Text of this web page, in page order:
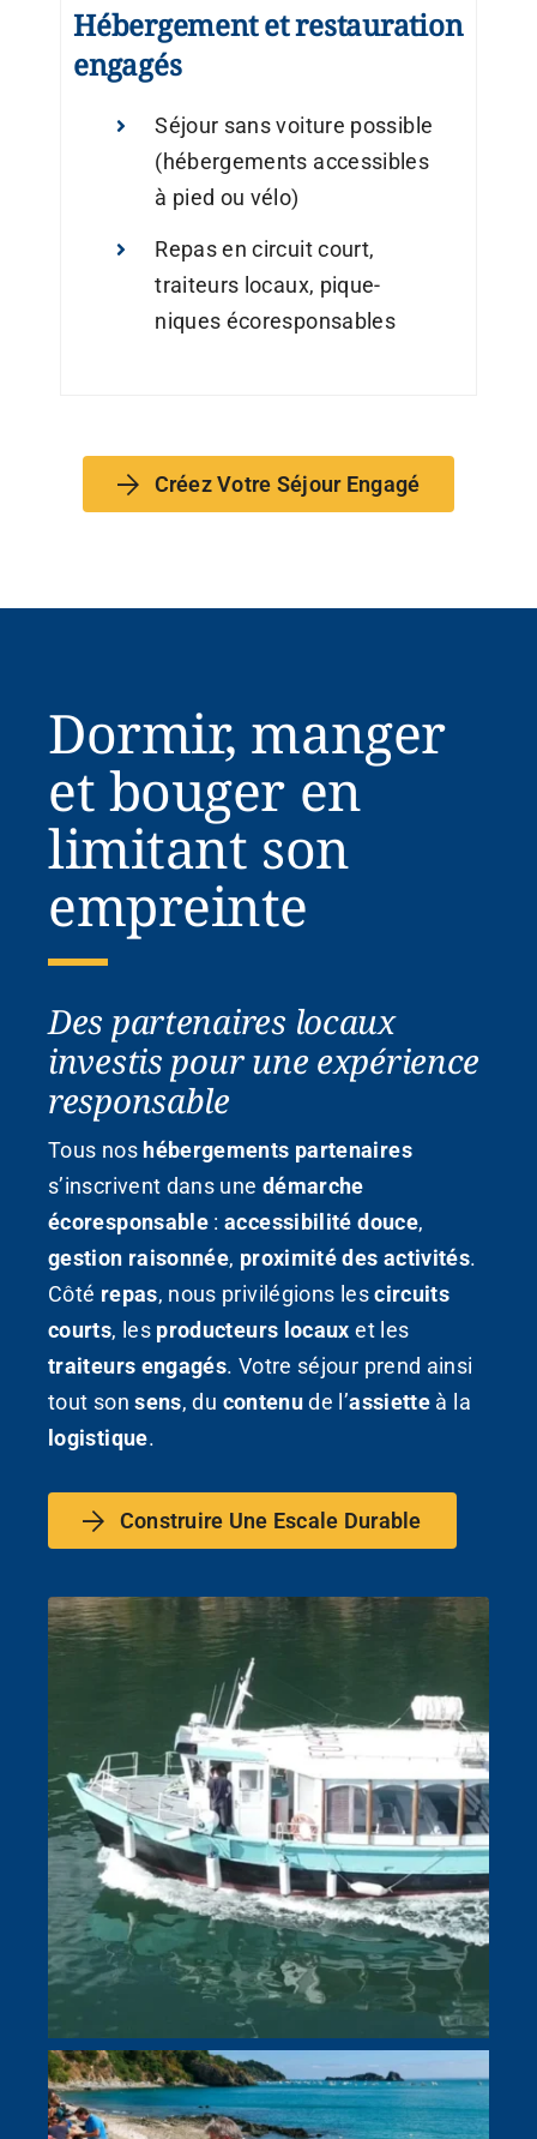
Hébergement et restauration
engagés
Séjour sans voiture possible
(hébergements accessibles
à pied ou vélo)
Repas en circuit court,
traiteurs locaux, pique-
niques écoresponsables
Créez Votre Séjour Engagé
Dormir, manger
et bouger en
limitant son
empreinte
Des partenaires locaux
investis pour une expérience
responsable
Tous nos hébergements partenaires
s’inscrivent dans une démarche
écoresponsable :accessibilité douce,
gestion raisonnée, proximité des activités.
Côté repas, nous privilégions lescircuits
courts, les producteurs locaux et les
traiteurs engagés. Votre séjour prend ainsi
tout sonsens, du contenude l’assiette à la
logistique.
Construire Une Escale Durable